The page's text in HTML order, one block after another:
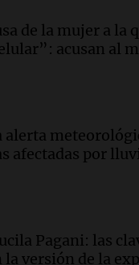
cooperativa
Neuquén
de 70.000
su integración
paso por Perú:
el
de la mujer a la
acusan al
alerta
afectadas por
Pagani: las
versión de la